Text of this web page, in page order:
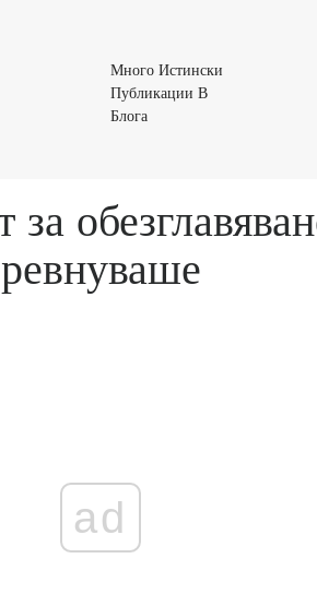
Много Истински
Публикации В
БлогаМного
ревнуваше
ad